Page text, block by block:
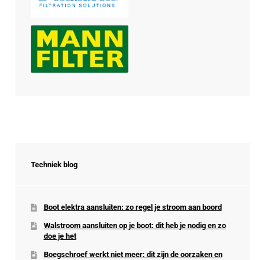
Techniek blog
Boot elektra aansluiten: zo regel je stroom aan boord
Walstroom aansluiten op je boot: dit heb je nodig en zo
doe je het
Boegschroef werkt niet meer: dit zijn de oorzaken en